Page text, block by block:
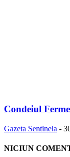
Condeiul
Gazeta Sentinela -
NICIUN